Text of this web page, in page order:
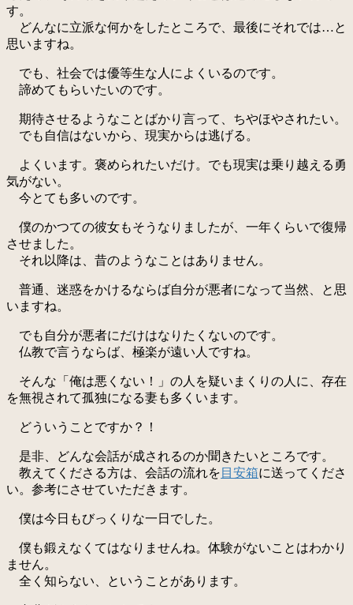
す。
どんなに立派な何かをしたところで、最後にそれでは…と
思いますね。
でも、社会では優等生な人によくいるのです。
諦めてもらいたいのです。
期待させるようなことばかり言って、ちやほやされたい。
でも自信はないから、現実からは逃げる。
よくいます。褒められたいだけ。でも現実は乗り越える勇
気がない。
今とても多いのです。
僕のかつての彼女もそうなりましたが、一年くらいで復帰
させました。
それ以降は、昔のようなことはありません。
普通、迷惑をかけるならば自分が悪者になって当然、と思
いますね。
でも自分が悪者にだけはなりたくないのです。
仏教で言うならば、極楽が遠い人ですね。
そんな「俺は悪くない！」の人を疑いまくりの人に、存在
を無視されて孤独になる妻も多くいます。
どういうことですか？！
是非、どんな会話が成されるのか聞きたいところです。
教えてくださる方は、会話の流れを 目安箱に送ってくださ
い。参考にさせていただきます。
僕は今日もびっくりな一日でした。
僕も鍛えなくてはなりませんね。体験がないことはわかり
ません。
全く知らない、ということがあります。